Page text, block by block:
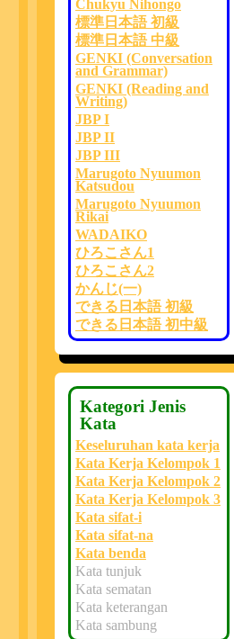
Chukyu Nihongo
標準日本語 初級
標準日本語 中級
GENKI (Conversation
and Grammar)
GENKI (Reading and
Writing)
JBP I
JBP II
JBP III
Marugoto Nyuumon
Katsudou
Marugoto Nyuumon
Rikai
WADAIKO
ひろこさん1
ひろこさん2
かんじ(一)
できる日本語 初級
できる日本語 初中級
Kategori Jenis
Kata
Keseluruhan kata kerja
Kata Kerja Kelompok 1
Kata Kerja Kelompok 2
Kata Kerja Kelompok 3
Kata sifat-i
Kata sifat-na
Kata benda
Kata tunjuk
Kata sematan
Kata keterangan
Kata sambung